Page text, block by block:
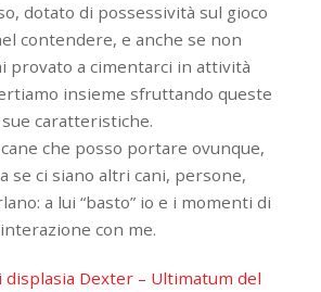
dotato di possessività sul gioco
contendere, e anche se non
provato a cimentarci in attività
insieme sfruttando queste
sue caratteristiche.
che posso portare ovunque,
se ci siano altri cani, persone,
a lui “basto” io e i momenti di
interazione con me.
displasia Dexter – Ultimatum del